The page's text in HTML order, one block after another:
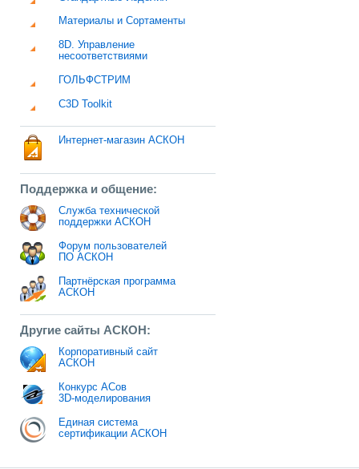
Материалы и Сортаменты
8D. Управление
несоответствиями
ГОЛЬФСТРИМ
C3D Toolkit
Интернет-магазин АСКОН
Поддержка и общение:
Служба технической
поддержки АСКОН
Форум пользователей
ПО АСКОН
Партнёрская программа
АСКОН
Другие сайты АСКОН:
Корпоративный сайт
АСКОН
Конкурс АСов
3D-моделирования
Единая система
сертификации АСКОН